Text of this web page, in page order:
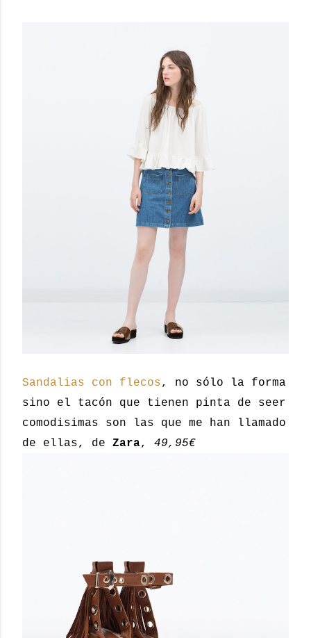
Sandalias con flecos, no sólo la forma
sino el tacón que tienen pinta de seer
comodisimas son las que me han llamado
de ellas, de Zara, 49,95€